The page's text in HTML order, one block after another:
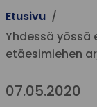
Etusivu
Yhdessä yössä
etäesimiehen
07.05.2020